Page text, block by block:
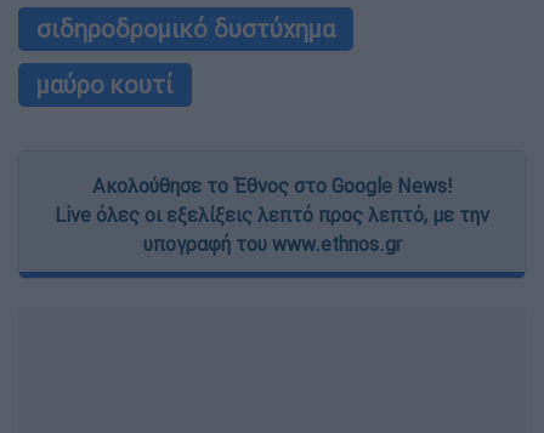
σιδηροδρομικό δυστύχημα
μαύρο κουτί
Ακολούθησε το Έθνος στο Google News!
Live όλες οι εξελίξεις λεπτό προς λεπτό, με την
υπογραφή του www.ethnos.gr